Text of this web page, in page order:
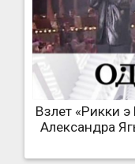
Взлет «Рикки
Александра